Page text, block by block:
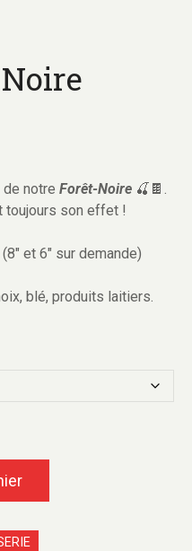
de notre Forêt-Noire 🍒🍫.
toujours son effet !
et 6″ sur demande)
blé, produits laitiers.